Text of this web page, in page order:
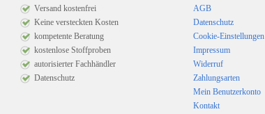
Versand kostenfrei
Keine versteckten Kosten
kompetente Beratung
kostenlose Stoffproben
autorisierter Fachhändler
Datenschutz
AGB
Datenschutz
Cookie-Einstellungen
Impressum
Widerruf
Zahlungsarten
Mein Benutzerkonto
Kontakt